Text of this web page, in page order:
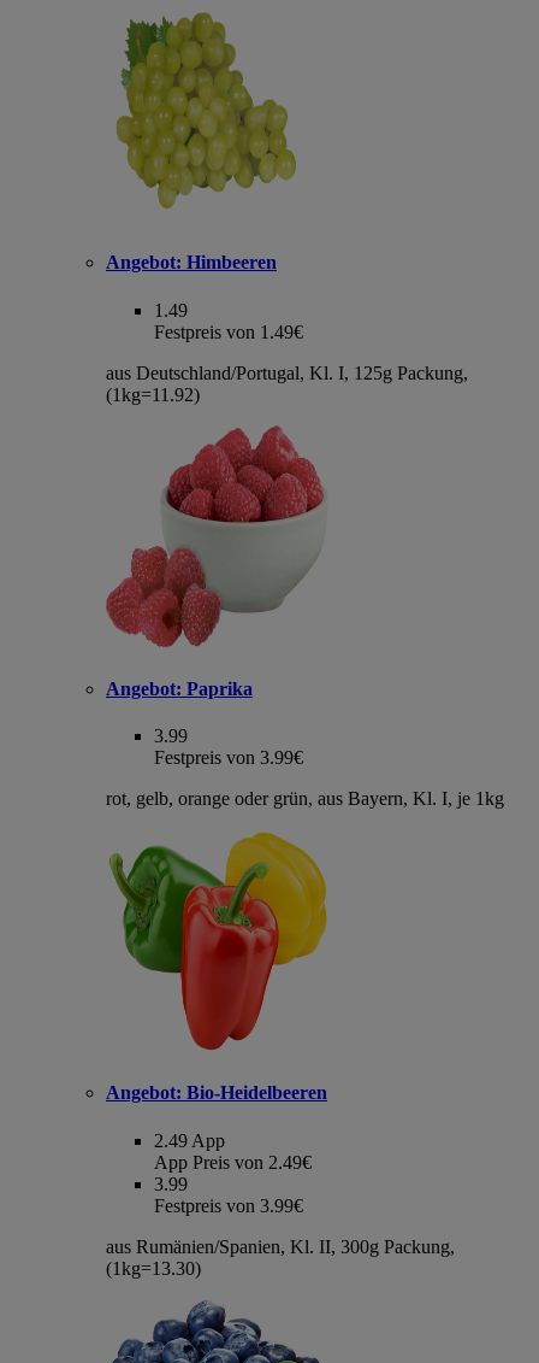
Angebot: Himbeeren
1.49
Festpreis von 1.49€
aus Deutschland/Portugal, Kl. I, 125g Packung,
(1kg=11.92)
Angebot: Paprika
3.99
Festpreis von 3.99€
rot, gelb, orange oder grün, aus Bayern, Kl. I, je 1kg
Angebot: Bio-Heidelbeeren
2.49 App
App Preis von 2.49€
3.99
Festpreis von 3.99€
aus Rumänien/Spanien, Kl. II, 300g Packung,
(1kg=13.30)